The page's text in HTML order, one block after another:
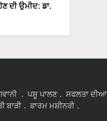
ਦੀ ਉਮੀਦ: ਡਾ.
ਪਸ਼ੂ ਪਾਲਣ
ਸਫਲਤਾ ਦੀਆ
ਬਾੜੀ
ਫਾਰਮ ਮਸ਼ੀਨਰੀ